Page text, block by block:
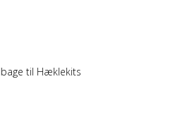
til Hæklekits